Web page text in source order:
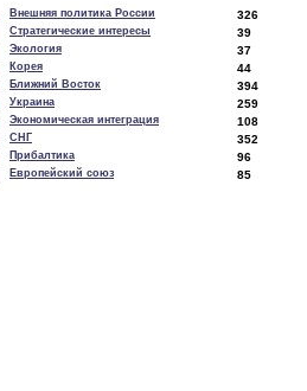
Внешняя политика России 326
Стратегические интересы 39
Экология 37
Корея 44
Ближний Восток 394
Украина 259
Экономическая интеграция 108
СНГ 352
Прибалтика 96
Европейский союз 85